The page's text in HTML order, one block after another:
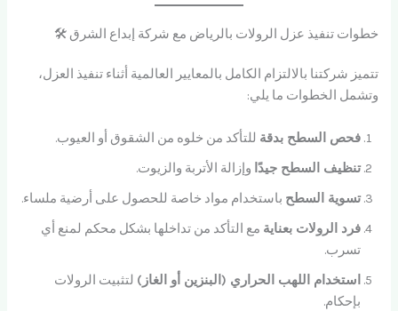
خطوات تنفيذ عزل الرولات بالرياض مع شركة إبداع الشرق 🛠️
تتميز شركتنا بالالتزام الكامل بالمعايير العالمية أثناء تنفيذ العزل،
وتشمل الخطوات ما يلي:
فحص السطح بدقة للتأكد من خلوه من الشقوق أو العيوب.
تنظيف السطح جيدًا وإزالة الأتربة والزيوت.
تسوية السطح باستخدام مواد خاصة للحصول على أرضية ملساء.
فرد الرولات بعناية مع التأكد من تداخلها بشكل محكم لمنع أي
تسرب.
استخدام اللهب الحراري (البنزين أو الغاز) لتثبيت الرولات
بإحكام.